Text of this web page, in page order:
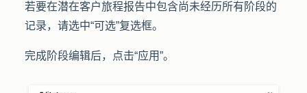
若要在潜在客户旅程报告中包含尚未经历所有阶段的
记录，请选中“可选”复选框。
完成阶段编辑后，点击“应用”。